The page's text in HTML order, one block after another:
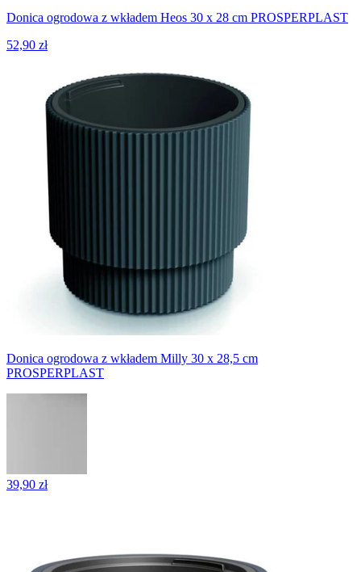
Donica ogrodowa z wkładem Heos 30 x 28 cm PROSPERPLAST
52,90 zł
Donica ogrodowa z wkładem Milly 30 x 28,5 cm
PROSPERPLAST
39,90 zł